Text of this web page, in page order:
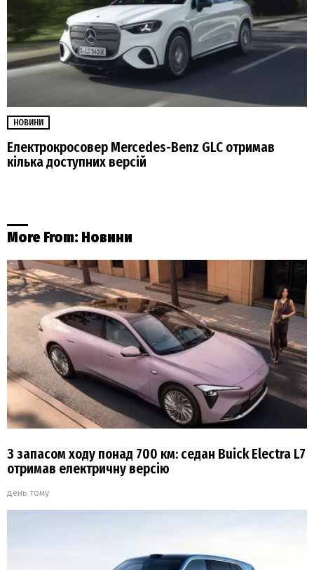
НОВИНИ
Електрокросовер Mercedes-Benz GLC отримав
кілька доступних версій
More From: Новини
З запасом ходу понад 700 км: седан Buick Electra L7
отримав електричну версію
день тому